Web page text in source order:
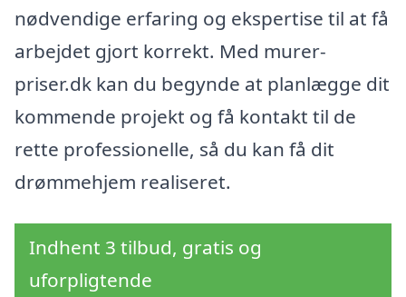
nødvendige erfaring og ekspertise til at få
arbejdet gjort korrekt. Med murer-
priser.dk kan du begynde at planlægge dit
kommende projekt og få kontakt til de
rette professionelle, så du kan få dit
drømmehjem realiseret.
Indhent 3 tilbud, gratis og
uforpligtende